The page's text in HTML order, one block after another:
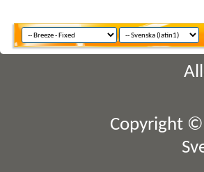
Copyright